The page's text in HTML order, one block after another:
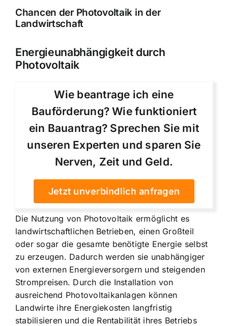
Chancen der Photovoltaik in der
Landwirtschaft
Energieunabhängigkeit durch
Photovoltaik
Wie beantrage ich eine
Bauförderung? Wie funktioniert
ein Bauantrag? Sprechen Sie mit
unseren Experten und sparen Sie
Nerven, Zeit und Geld.
Jetzt unverbindlich anfragen
Die Nutzung von Photovoltaik ermöglicht es
landwirtschaftlichen Betrieben, einen Großteil
oder sogar die gesamte benötigte Energie selbst
zu erzeugen. Dadurch werden sie unabhängiger
von externen Energieversorgern und steigenden
Strompreisen. Durch die Installation von
ausreichend Photovoltaikanlagen können
Landwirte ihre Energiekosten langfristig
stabilisieren und die Rentabilität ihres Betriebs